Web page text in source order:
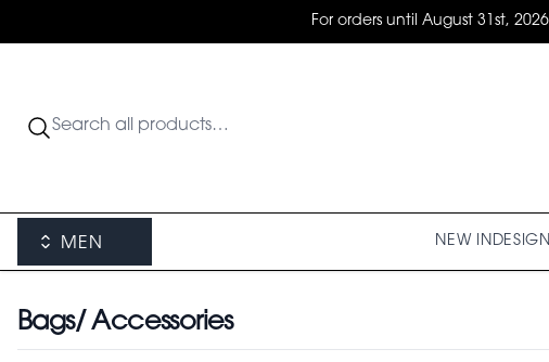
For orders until August 31st,
MEN NEW IN
Bags/ Accessories